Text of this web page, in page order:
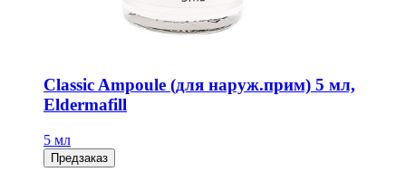
Classic Ampoule (для наруж.прим) 5 мл,
Eldermafill
5 мл
Предзаказ